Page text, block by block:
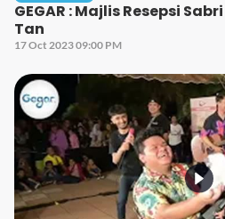
GEGAR : Majlis Resepsi
Tan
17 Oct 2023 09:00 PM